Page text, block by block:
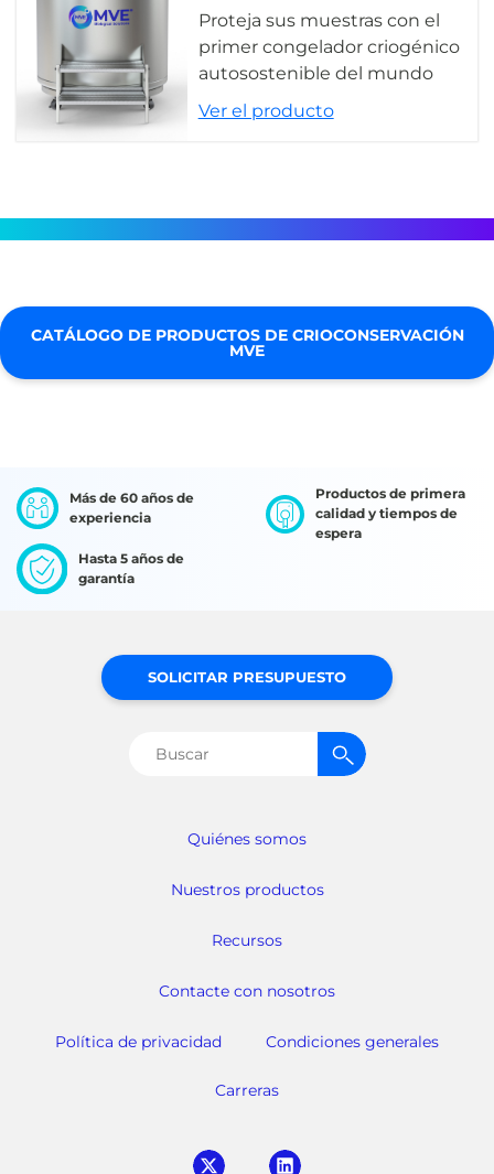
Proteja sus muestras con el
primer congelador criogénico
autosostenible del mundo
Ver el producto
CATÁLOGO DE PRODUCTOS DE CRIOCONSERVACIÓN
MVE
Más de 60 años de
experiencia
Productos de primera
calidad y tiempos de
espera
Hasta 5 años de
garantía
Quiénes somos
Nuestros productos
Recursos
Contacte con nosotros
Política de privacidad Condiciones generales
Carreras
SOLICITAR PRESUPUESTO
Buscar: